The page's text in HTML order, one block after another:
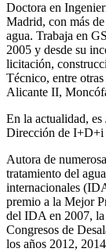
Doctora en
Madrid, con más
agua. Trabaja en
2005 y desde su
licitación,
Técnico, entre
Alicante II,
En la actualidad,
Dirección de
Autora de
tratamiento del
internacionales
premio a la Mejor
del IDA en 2007,
Congresos de
los años 2012,